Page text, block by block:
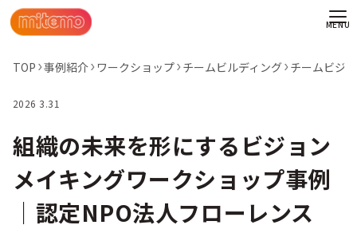
TOP 事例紹介 ワークショップ チームビルディング チームビジ
2026 3.31
組織の未来を形にするビジョン
メイキングワークショップ事例
│認定NPO法人フローレンス